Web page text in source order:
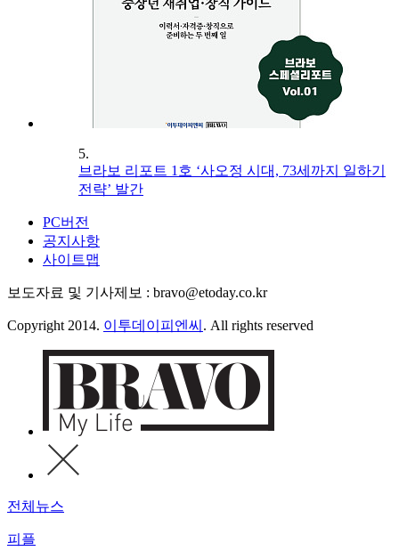
5.
브라보 리포트 1호 ‘사오정 시대, 73세까지 일하기
전략’ 발간
PC버전
공지사항
사이트맵
보도자료 및 기사제보 : bravo@etoday.co.kr
Copyright 2014. 이투데이피엔씨 . All rights reserved
전체뉴스
피플